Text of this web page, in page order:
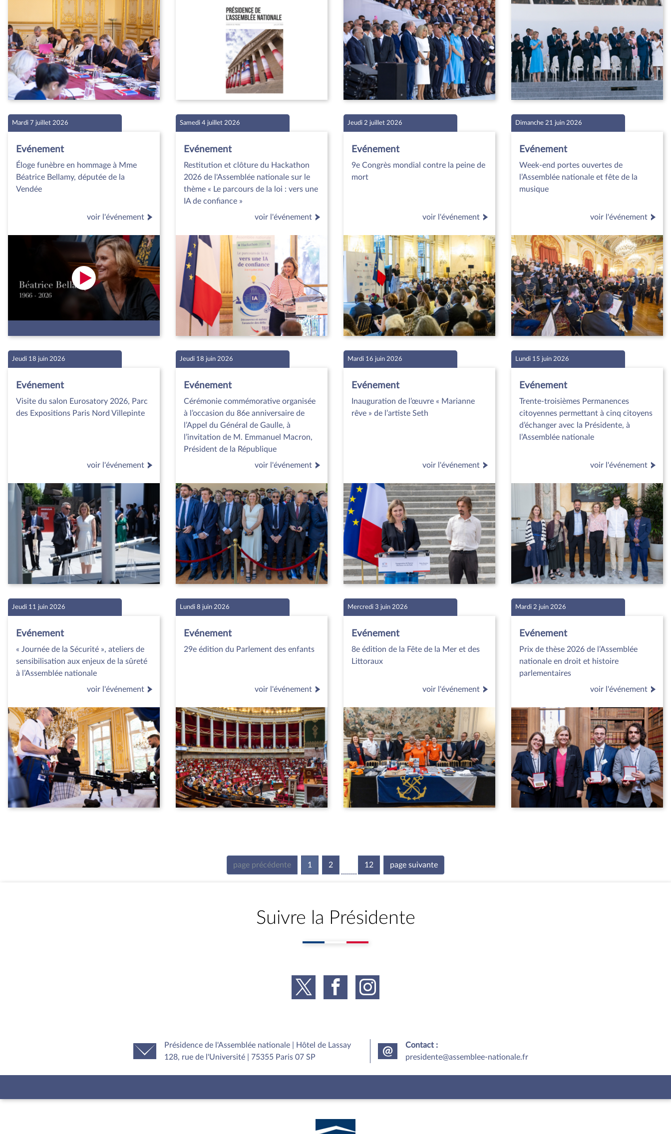
Mardi 7 juillet 2026
Evénement
Éloge funèbre en hommage à Mme
Béatrice Bellamy, députée de la
Vendée
voir l'événement
Samedi 4 juillet 2026
Evénement
Restitution et clôture du Hackathon
2026 de l'Assemblée nationale sur le
thème « Le parcours de la loi : vers une
IA de confiance »
voir l'événement
Jeudi 2 juillet 2026
Evénement
9e Congrès mondial contre la peine de
mort
voir l'événement
Dimanche 21 juin 2026
Evénement
Week-end portes ouvertes de
l’Assemblée nationale et fête de la
musique
voir l'événement
Jeudi 18 juin 2026
Evénement
Visite du salon Eurosatory 2026, Parc
des Expositions Paris Nord Villepinte
voir l'événement
Jeudi 18 juin 2026
Evénement
Cérémonie commémorative organisée
à l’occasion du 86e anniversaire de
l’Appel du Général de Gaulle, à
l’invitation de M. Emmanuel Macron,
Président de la République
voir l'événement
Mardi 16 juin 2026
Evénement
Inauguration de l’œuvre « Marianne
rêve » de l’artiste Seth
voir l'événement
Lundi 15 juin 2026
Evénement
Trente-troisièmes Permanences
citoyennes permettant à cinq citoyens
d’échanger avec la Présidente, à
l’Assemblée nationale
voir l'événement
Jeudi 11 juin 2026
Evénement
« Journée de la Sécurité », ateliers de
sensibilisation aux enjeux de la sûreté
à l’Assemblée nationale
voir l'événement
Lundi 8 juin 2026
Evénement
29e édition du Parlement des enfants
voir l'événement
Mercredi 3 juin 2026
Evénement
8e édition de la Fête de la Mer et des
Littoraux
voir l'événement
Mardi 2 juin 2026
Evénement
Prix de thèse 2026 de l’Assemblée
nationale en droit et histoire
parlementaires
voir l'événement
page précédente 1 (current)
2 12 page suivante
Suivre la Présidente
Présidence de l'Assemblée nationale | Hôtel de Lassay
128, rue de l'Université | 75355 Paris 07 SP
Contact :
presidente@assemblee-nationale.fr